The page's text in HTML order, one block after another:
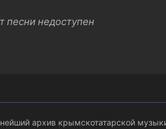
песни недоступен
архив крымскотатарской